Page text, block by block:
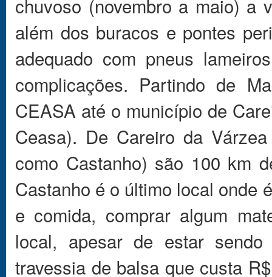
chuvoso (novembro a maio) a
além dos buracos e pontes
adequado com pneus
complicações. Partindo de
CEASA até o município de
Ceasa). De Careiro da
como Castanho) são 100 km
Castanho é o último local onde
e comida, comprar algum
local, apesar de estar
travessia de balsa que custa